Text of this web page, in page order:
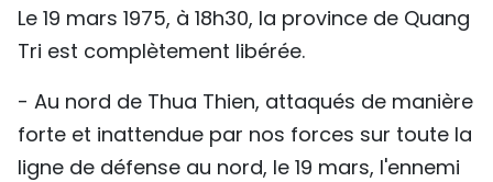
Le 19 mars 1975, à 18h30, la province de Quang
Tri est complètement libérée.
- Au nord de Thua Thien, attaqués de manière
forte et inattendue par nos forces sur toute la
ligne de défense au nord, le 19 mars, l'ennemi